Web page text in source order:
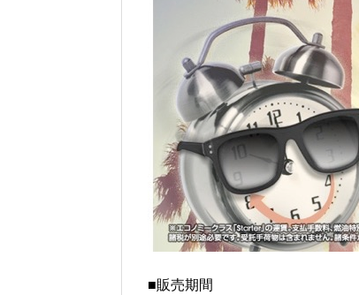
■販売期間